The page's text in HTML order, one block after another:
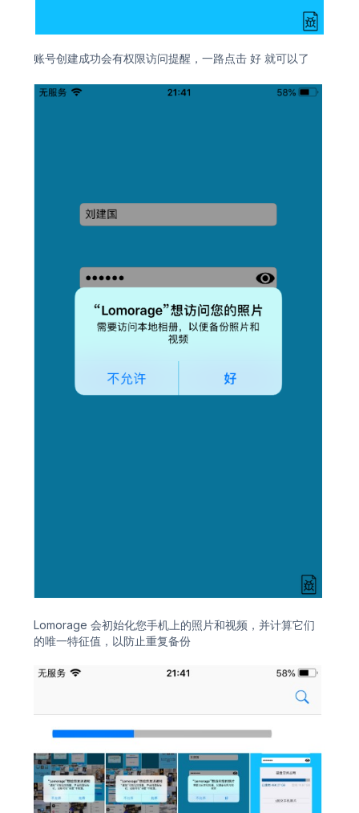
账号创建成功会有权限访问提醒，一路点击 好 就可以了
Lomorage 会初始化您手机上的照片和视频，并计算它们
的唯一特征值，以防止重复备份